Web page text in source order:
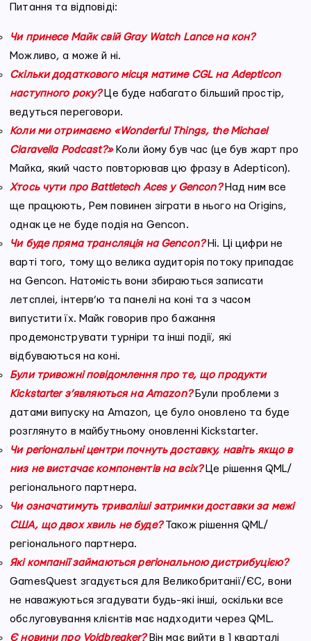
Питання та відповіді:
Чи принесе Майк свій Gray Watch Lance на кон?
Можливо, а може й ні.
Скільки додаткового місця матиме CGL на Adepticon
наступного року?Це буде набагато більший простір,
ведуться переговори.
Коли ми отримаємо «Wonderful Things, the Michael
Ciaravella Podcast?» Коли йому був час (це був жарт про
Майка, який часто повторював цю фразу в Adepticon).
Хтось чути про Battletech Aces у Gencon?Над ним все
ще працюють, Рем повинен зіграти в нього на Origins,
однак це не буде подія на Gencon.
Чи буде пряма трансляція на Gencon?Ні. Ці цифри не
варті того, тому що велика аудиторія потоку припадає
на Gencon. Натомість вони збираються записати
летсплеі, інтерв’ю та панелі на коні та з часом
випустити їх. Майк говорив про бажання
продемонструвати турніри та інші події, які
відбуваються на коні.
Були тривожні повідомлення про те, що продукти
Kickstarter з’являються на Amazon?Були проблеми з
датами випуску на Amazon, це було оновлено та буде
розглянуто в майбутньому оновленні Kickstarter.
Чи регіональні центри почнуть доставку, навіть якщо в
низ не вистачає компонентів на всіх?Це рішення QML/
регіонального партнера.
Чи означатимуть триваліші затримки доставки за межі
США, що двох хвиль не буде?Також рішення QML/
регіонального партнера.
Які компанії займаються регіональною дистрибуцією?
GamesQuest згадується для Великобританії/ЄС, вони
не наважуються згадувати будь-які інші, оскільки все
обслуговування клієнтів має надходити через QML.
Є новини про Voidbreaker?Він має вийти в 1 кварталі